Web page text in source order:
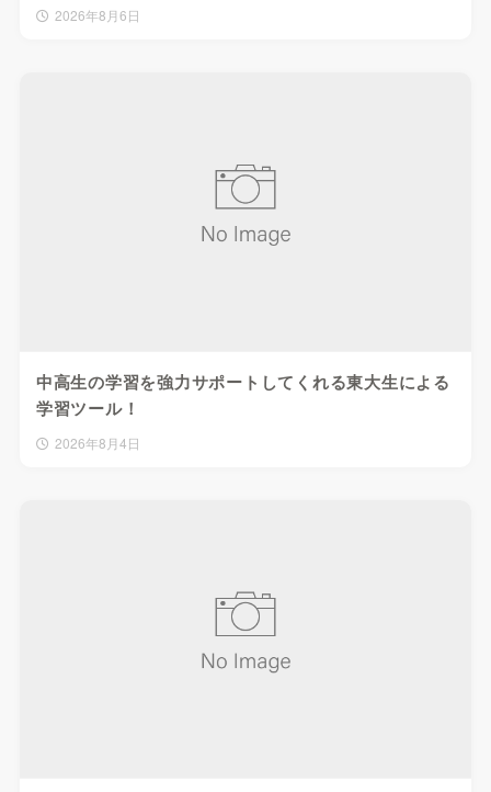
2026年8月6日
中高生の学習を強力サポートしてくれる東大生による
学習ツール！
2026年8月4日